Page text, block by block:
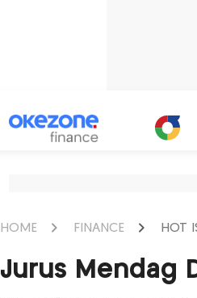
HOME FINANCE HOT
Jurus Mendag